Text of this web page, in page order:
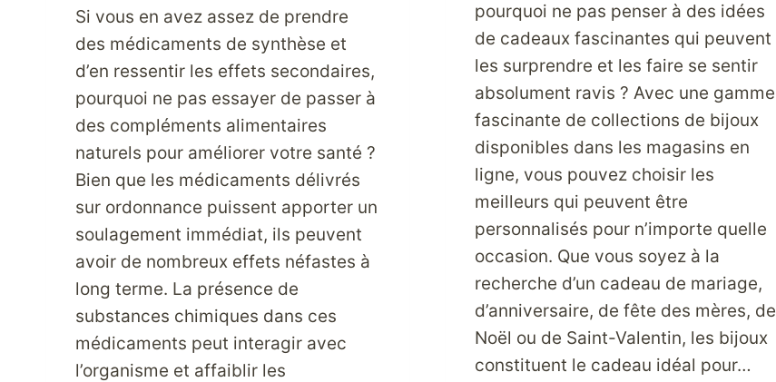
EN
LIGNE
MONDE.
Si vous en avez assez de prendre
des médicaments de synthèse et
d’en ressentir les effets secondaires,
pourquoi ne pas essayer de passer à
des compléments alimentaires
naturels pour améliorer votre santé ?
Bien que les médicaments délivrés
sur ordonnance puissent apporter un
soulagement immédiat, ils peuvent
avoir de nombreux effets néfastes à
long terme. La présence de
substances chimiques dans ces
médicaments peut interagir avec
l’organisme et affaiblir les
pourquoi ne pas penser à des idées
de cadeaux fascinantes qui peuvent
les surprendre et les faire se sentir
absolument ravis ? Avec une gamme
fascinante de collections de bijoux
disponibles dans les magasins en
ligne, vous pouvez choisir les
meilleurs qui peuvent être
personnalisés pour n’importe quelle
occasion. Que vous soyez à la
recherche d’un cadeau de mariage,
d’anniversaire, de fête des mères, de
Noël ou de Saint-Valentin, les bijoux
constituent le cadeau idéal pour…